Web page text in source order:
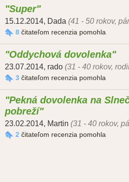
Super
15.12.2014, Dada (41 - 50 rokov,
8 čitateľom recenzia pomohla
Oddychová dovolenka
23.07.2014, rado (31 - 40 rokov,
3 čitateľom recenzia pomohla
Pekná dovolenka na
pobreží
23.02.2014, Martin (31 - 40 rokov,
2 čitateľom recenzia pomohla